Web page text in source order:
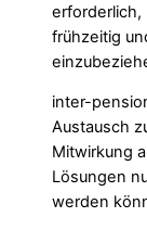
erforderlich,
frühzeitig
inter-
Austausch
Mitwirkung
Lösungen
werden